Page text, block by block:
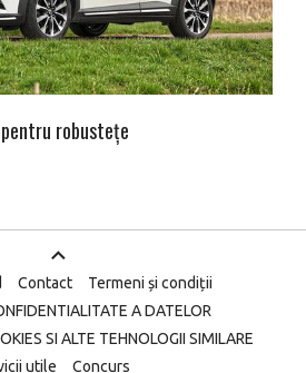
robustețe
Contact
Termeni și condiții
A DATELOR
SI ALTE TEHNOLOGII SIMILARE
utile
Concurs